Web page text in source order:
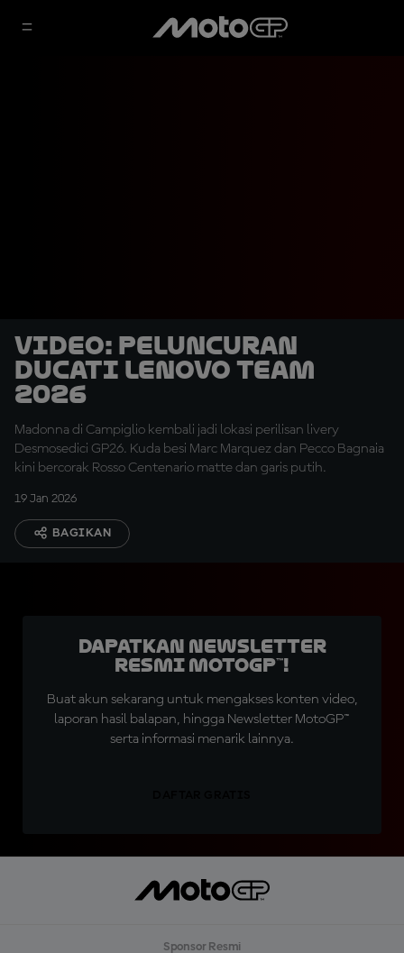
VIDEO: Peluncuran
Ducati Lenovo Team
2026
Madonna di Campiglio kembali jadi lokasi perilisan livery
Desmosedici GP26. Kuda besi Marc Marquez dan Pecco Bagnaia
kini bercorak Rosso Centenario matte dan garis putih.
19 Jan 2026
BAGIKAN
Dapatkan Newsletter
Resmi MotoGP™!
Buat akun sekarang untuk mengakses konten video,
laporan hasil balapan, hingga Newsletter MotoGP™
serta informasi menarik lainnya.
Sponsor Resmi